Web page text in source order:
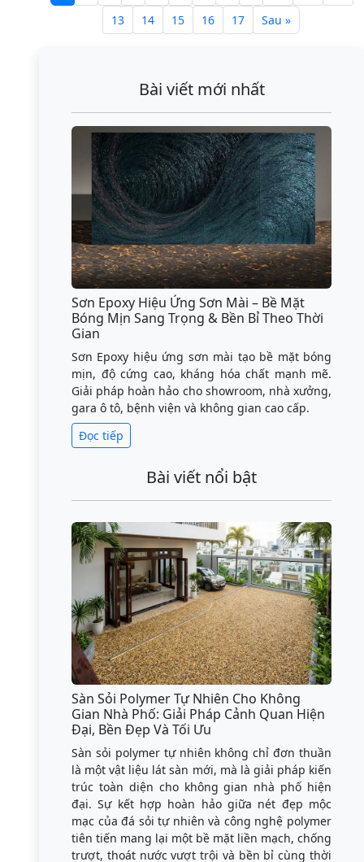
13
14 15 16 17 Sau »
Bài viết mới nhất
Sơn Epoxy Hiệu Ứng Sơn Mài – Bề Mặt
Bóng Mịn Sang Trọng & Bền Bỉ Theo Thời
Gian
Sơn Epoxy hiệu ứng sơn mài tạo bề mặt bóng
mịn, độ cứng cao, kháng hóa chất mạnh mẽ.
Giải pháp hoàn hảo cho showroom, nhà xưởng,
gara ô tô, bệnh viện và không gian cao cấp.
Đọc tiếp
Bài viết nổi bật
Sàn Sỏi Polymer Tự Nhiên Cho Không
Gian Nhà Phố: Giải Pháp Cảnh Quan Hiện
Đại, Bền Đẹp Và Tối Ưu
Sàn sỏi polymer tự nhiên không chỉ đơn thuần
là một vật liệu lát sàn mới, mà là giải pháp kiến
trúc toàn diện cho không gian nhà phố hiện
đại. Sự kết hợp hoàn hảo giữa nét đẹp mộc
mạc của đá sỏi tự nhiên và công nghệ polymer
tiên tiến mang lại một bề mặt liền mạch, chống
trượt, thoát nước vượt trội và bền bỉ cùng thời